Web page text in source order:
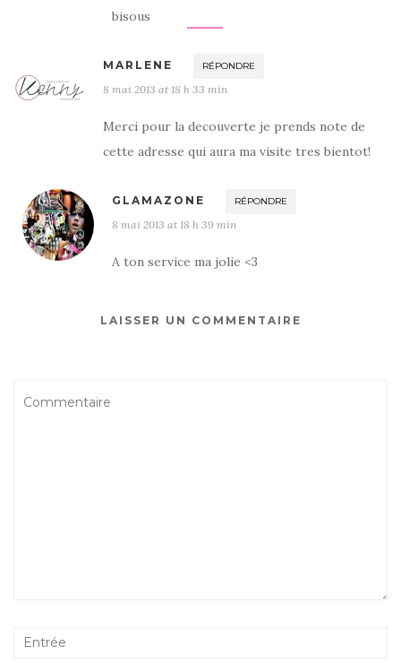
bisous
MARLENE RÉPONDRE
8 mai 2013 at 18 h 33 min
Merci pour la decouverte je prends note de
cette adresse qui aura ma visite tres bientot!
GLAMAZONE RÉPONDRE
8 mai 2013 at 18 h 39 min
A ton service ma jolie <3
LAISSER UN COMMENTAIRE